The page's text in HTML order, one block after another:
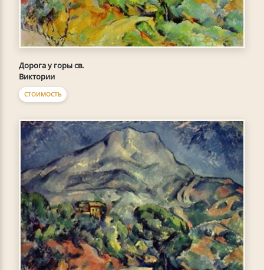
Дорога у горы св.
Виктории
СТОИМОСТЬ